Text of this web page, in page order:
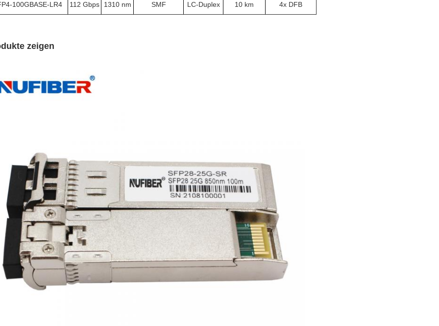
100GBASE-LR4 112 Gbps 1310 nm SMF LC-Duplex 10 km 4x DFB
zeigen